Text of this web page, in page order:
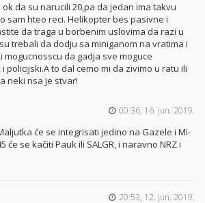
ok da su narucili 20,pa da jedan ima takvu
sam hteo reci. Helikopter bes pasivne i
da traga u borbenim uslovima da razi u
trebali da dodju sa miniganom na vratima i
mogucnosscu da gadja sve moguce
policijski.A to dal cemo mi da zivimo u ratu ili
neki nsa je stvar!
00:36, 16. jun. 2019.
će se integrisati jedino na Gazele i Mi-
će se kačiti Pauk ili SALGR, i naravno NRZ i
20:53, 12. jun. 2019.